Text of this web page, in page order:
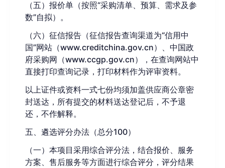
（五） 报价单 （按照“采购清单 预算 、需求及参
数”自拟）。
（六） 征信报告 （征信报告查询渠道为“信用中
国”网站（www.creditchina.gov.cn）、中国政
府采购网（www.ccgp.gov.cn），在查询网站中
直接打印查询记录，打印材料作为评审资料。
以上证件或资料一式七份均须加盖供应商公章密
封送达，所有提交的材料送达登记后， 不予退
还 ，不作解释。
五、遴选评分办法（总分100）
（一） 本项目采用综合评分法，结合报价 、服务
方案、 售后服务等方面进行综合评分，评分结果